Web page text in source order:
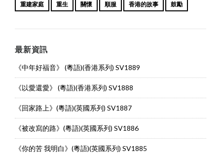
重建家庭 重生 關懷 順服 香港的故事 鼓勵
最新資訊
《中年好福音》 (粵語)(香港系列) SV1889
《以愛還愛》 (粵語)(香港系列) SV1888
《回家路上》(粵語)(英國系列) SV1887
《被改寫的路》(粵語)(英國系列) SV1886
《你的苦 我明白》(粵語)(英國系列) SV1885